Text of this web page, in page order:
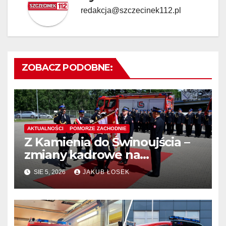
redakcja@szczecinek112.pl
ZOBACZ PODOBNE:
AKTUALNOŚCI POMORZE ZACHODNIE
Z Kamienia do Świnoujścia –
zmiany kadrowe na
stanowiskach komendantów
SIE 5, 2026 JAKUB ŁOSEK